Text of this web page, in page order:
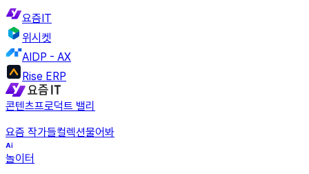
요즘IT
위시켓
AIDP - AX
Rise ERP
콘텐츠프로덕트 밸리
요즘 작가들컬렉션물어봐
놀이터